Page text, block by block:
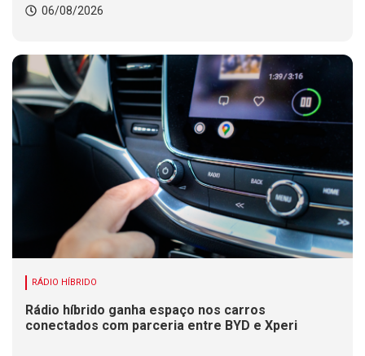
06/08/2026
RÁDIO HÍBRIDO
Rádio híbrido ganha espaço nos carros
conectados com parceria entre BYD e Xperi